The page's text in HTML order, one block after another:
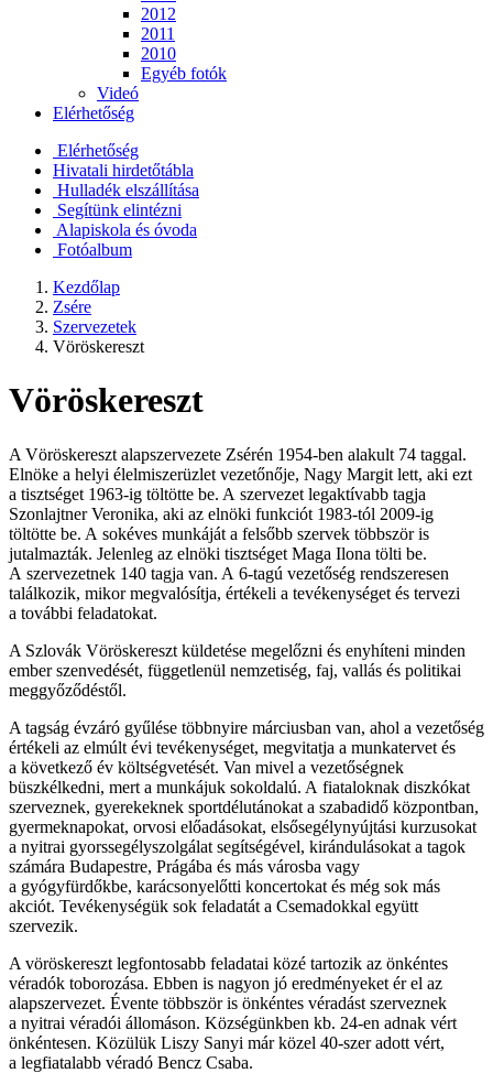
2012
2011
2010
Egyéb fotók
Videó
Elérhetőség
Elérhetőség
Hivatali hirdetőtábla
Hulladék elszállítása
Segítünk elintézni
Alapiskola és óvoda
Fotóalbum
Kezdőlap
Zsére
Szervezetek
Vöröskereszt
Vöröskereszt
A Vöröskereszt alapszervezete Zsérén 1954-ben alakult 74 taggal.
Elnöke a helyi élelmiszerüzlet vezetőnője, Nagy Margit lett, aki ezt
a tisztséget 1963-ig töltötte be. A szervezet legaktívabb tagja
Szonlajtner Veronika, aki az elnöki funkciót 1983-tól 2009-ig
töltötte be. A sokéves munkáját a felsőbb szervek többször is
jutalmazták. Jelenleg az elnöki tisztséget Maga Ilona tölti be.
A szervezetnek 140 tagja van. A 6-tagú vezetőség rendszeresen
találkozik, mikor megvalósítja, értékeli a tevékenységet és tervezi
a további feladatokat.
A Szlovák Vöröskereszt küldetése megelőzni és enyhíteni minden
ember szenvedését, függetlenül nemzetiség, faj, vallás és politikai
meggyőződéstől.
A tagság évzáró gyűlése többnyire márciusban van, ahol a vezetőség
értékeli az elmúlt évi tevékenységet, megvitatja a munkatervet és
a következő év költségvetését. Van mivel a vezetőségnek
büszkélkedni, mert a munkájuk sokoldalú. A fiataloknak diszkókat
szerveznek, gyerekeknek sportdélutánokat a szabadidő központban,
gyermeknapokat, orvosi előadásokat, elsősegélynyújtási kurzusokat
a nyitrai gyorssegélyszolgálat segítségével, kirándulásokat a tagok
számára Budapestre, Prágába és más városba vagy
a gyógyfürdőkbe, karácsonyelőtti koncertokat és még sok más
akciót. Tevékenységük sok feladatát a Csemadokkal együtt
szervezik.
A vöröskereszt legfontosabb feladatai közé tartozik az önkéntes
véradók toborozása. Ebben is nagyon jó eredményeket ér el az
alapszervezet. Évente többször is önkéntes véradást szerveznek
a nyitrai véradói állomáson. Községünkben kb. 24-en adnak vért
önkéntesen. Közülük Liszy Sanyi már közel 40-szer adott vért,
a legfiatalabb véradó Bencz Csaba.